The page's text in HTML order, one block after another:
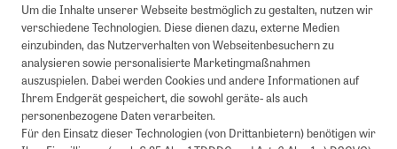
Um die Inhalte unserer Webseite bestmöglich zu gestalten, nutzen wir
verschiedene Technologien. Diese dienen dazu, externe Medien
einzubinden, das Nutzerverhalten von Webseitenbesuchern zu
analysieren sowie personalisierte Marketingmaßnahmen
auszuspielen. Dabei werden Cookies und andere Informationen auf
Ihrem Endgerät gespeichert, die sowohl geräte- als auch
personenbezogene Daten verarbeiten.
Für den Einsatz dieser Technologien (von Drittanbietern) benötigen wir